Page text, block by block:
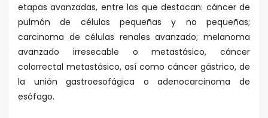
etapas avanzadas, entre las que destacan: cáncer de
pulmón de células pequeñas y no pequeñas;
carcinoma de células renales avanzado; melanoma
avanzado irresecable o metastásico, cáncer
colorrectal metastásico, así como cáncer gástrico, de
la unión gastroesofágica o adenocarcinoma de
esófago.